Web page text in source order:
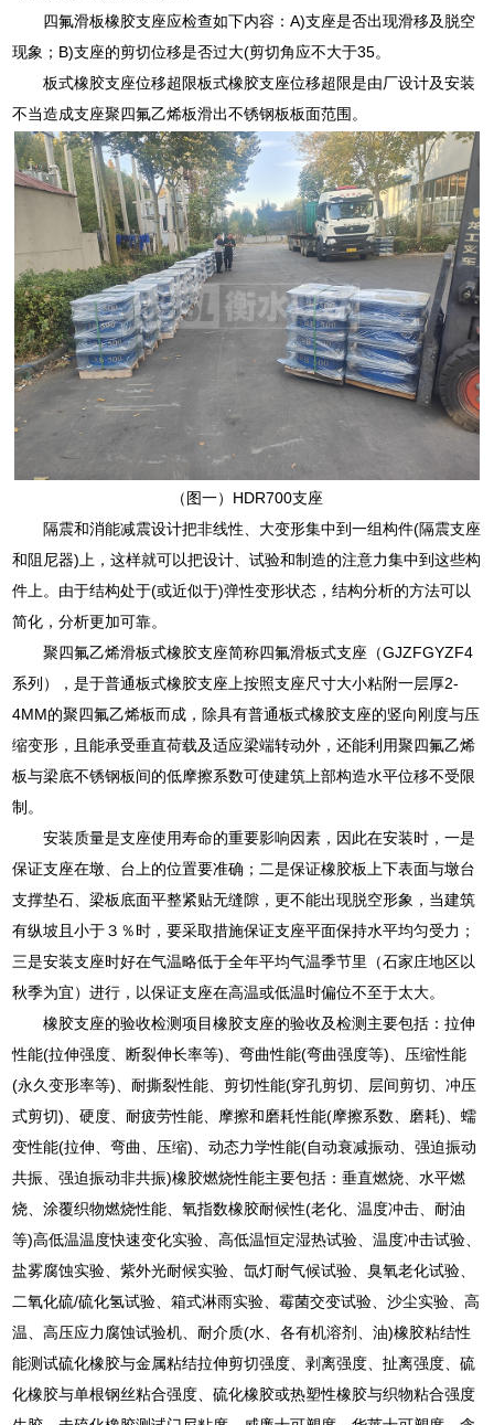
四氟滑板橡胶支座应检查如下内容：A)支座是否出现滑移及脱空
现象；B)支座的剪切位移是否过大(剪切角应不大于35。
板式橡胶支座位移超限板式橡胶支座位移超限是由厂设计及安装
不当造成支座聚四氟乙烯板滑出不锈钢板板面范围。
（图一）HDR700支座
隔震和消能减震设计把非线性、大变形集中到一组构件(隔震支座
和阻尼器)上，这样就可以把设计、试验和制造的注意力集中到这些构
件上。由于结构处于(或近似于)弹性变形状态，结构分析的方法可以
简化，分析更加可靠。
聚四氟乙烯滑板式橡胶支座简称四氟滑板式支座（GJZFGYZF4
系列），是于普通板式橡胶支座上按照支座尺寸大小粘附一层厚2-
4MM的聚四氟乙烯板而成，除具有普通板式橡胶支座的竖向刚度与压
缩变形，且能承受垂直荷载及适应梁端转动外，还能利用聚四氟乙烯
板与梁底不锈钢板间的低摩擦系数可使建筑上部构造水平位移不受限
制。
安装质量是支座使用寿命的重要影响因素，因此在安装时，一是
保证支座在墩、台上的位置要准确；二是保证橡胶板上下表面与墩台
支撑垫石、梁板底面平整紧贴无缝隙，更不能出现脱空形象，当建筑
有纵坡且小于３％时，要采取措施保证支座平面保持水平均匀受力；
三是安装支座时好在气温略低于全年平均气温季节里（石家庄地区以
秋季为宜）进行，以保证支座在高温或低温时偏位不至于太大。
橡胶支座的验收检测项目橡胶支座的验收及检测主要包括：拉伸
性能(拉伸强度、断裂伸长率等)、弯曲性能(弯曲强度等)、压缩性能
(永久变形率等)、耐撕裂性能、剪切性能(穿孔剪切、层间剪切、冲压
式剪切)、硬度、耐疲劳性能、摩擦和磨耗性能(摩擦系数、磨耗)、蠕
变性能(拉伸、弯曲、压缩)、动态力学性能(自动衰减振动、强迫振动
共振、强迫振动非共振)橡胶燃烧性能主要包括：垂直燃烧、水平燃
烧、涂覆织物燃烧性能、氧指数橡胶耐候性(老化、温度冲击、耐油
等)高低温温度快速变化实验、高低温恒定湿热试验、温度冲击试验、
盐雾腐蚀实验、紫外光耐候实验、氙灯耐气候试验、臭氧老化试验、
二氧化硫/硫化氢试验、箱式淋雨实验、霉菌交变试验、沙尘实验、高
温、高压应力腐蚀试验机、耐介质(水、各有机溶剂、油)橡胶粘结性
能测试硫化橡胶与金属粘结拉伸剪切强度、剥离强度、扯离强度、硫
化橡胶与单根钢丝粘合强度、硫化橡胶或热塑性橡胶与织物粘合强度